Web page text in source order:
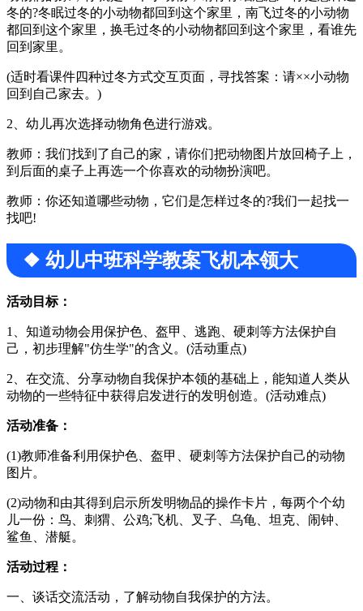
冬的?冬眠过冬的小动物都回到这个家里，南飞过冬的小动物
都回到这个家里，换毛过冬的小动物都回到这个家里，看谁先
回到家里。
(适时看课件四种过冬方式交互页面，寻找答案：请××小动物
回到自己家去。)
2、幼儿再次选择动物角色进行游戏。
教师：我们找到了自己的家，请你们把动物图片放回椅子上，
到后面的桌子上再选一个你喜欢的动物扮演吧。
教师：你还知道哪些动物，它们是怎样过冬的?我们一起找一
找吧!
❖ 幼儿中班科学教案飞机本领大
活动目标：
1、知道动物会用保护色、盔甲、逃跑、硬刺等方法保护自
己，初步理解"仿生学"的含义。(活动重点)
2、在交流、分享动物自我保护本领的基础上，能知道人类从
动物的一些特征中获得启发进行的发明创造。(活动难点)
活动准备：
(1)教师准备利用保护色、盔甲、硬刺等方法保护自己的动物
图片。
(2)动物和由其得到启示所发明物品的操作卡片，每两个个幼
儿一份：鸟、刺猬、公鸡;飞机、叉子、乌龟、坦克、闹钟、
鲨鱼、潜艇。
活动过程：
一、谈话交流活动，了解动物自我保护的方法。